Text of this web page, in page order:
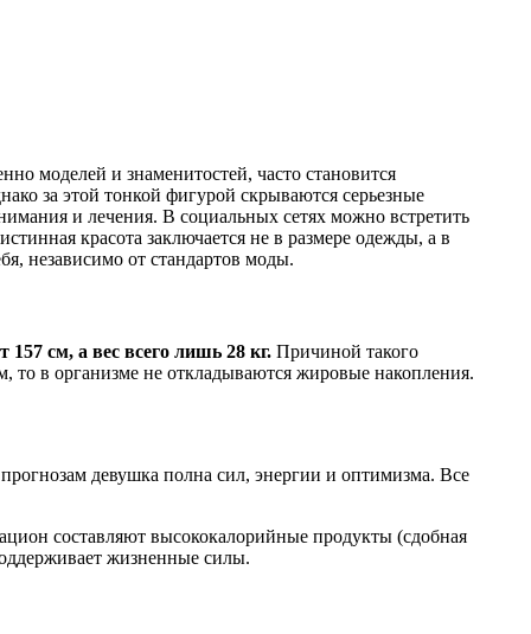
моделей и знаменитостей, часто становится
за этой тонкой фигурой скрываются серьезные
и лечения. В социальных сетях можно встретить
красота заключается не в размере одежды, а в
независимо от стандартов моды.
157 см, а вес всего лишь 28 кг. Причиной такого
то в организме не откладываются жировые накопления.
девушка полна сил, энергии и оптимизма. Все
составляют высококалорийные продукты (сдобная
жизненные силы.